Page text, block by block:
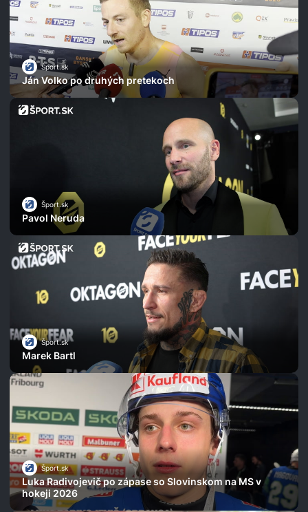
Šport.sk
Ján Volko po druhých pretekoch
Šport.sk
Pavol Neruda
Šport.sk
Marek Bartl
Šport.sk
Luka Radivojevič po zápase so Slovinskom na MS v
hokeji 2026